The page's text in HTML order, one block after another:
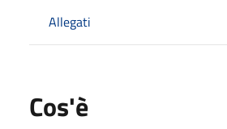
Allegati
Cos'è